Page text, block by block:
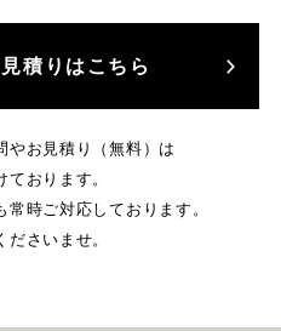
積りはこちら
お見積り（無料）は
おります。
時ご対応しております。
さいませ。